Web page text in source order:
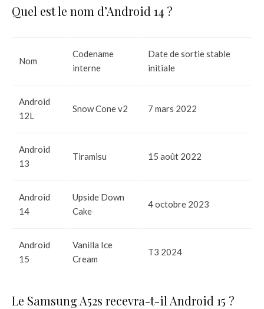
Quel est le nom d’Android 14 ?
Nom
Codename
interne
Date de sortie stable
initiale
Android
12L
Snow Cone v2 7 mars 2022
Android
13
Tiramisu 15 août 2022
Android
14
Upside Down
Cake
4 octobre 2023
Android
15
Vanilla Ice
Cream
T3 2024
Le Samsung A52s recevra-t-il Android 15 ?